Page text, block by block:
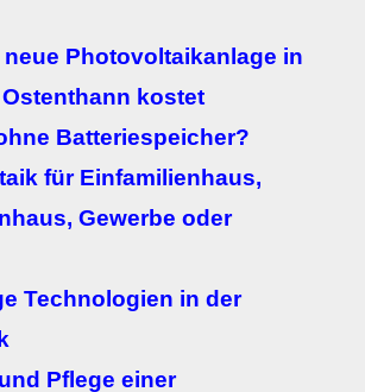
Photovoltaikanlage in
kostet
Batteriespeicher?
für Einfamilienhaus,
Gewerbe oder
Technologien in der
Pflege einer